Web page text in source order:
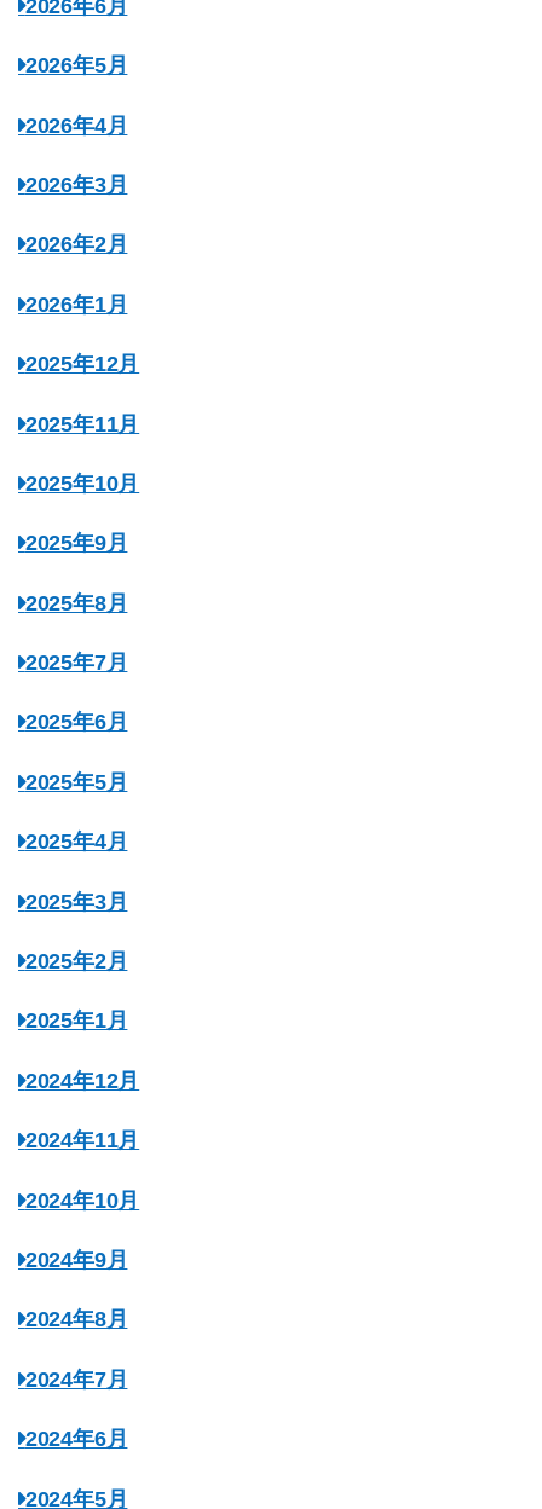
2026年6月
2026年5月
2026年4月
2026年3月
2026年2月
2026年1月
2025年12月
2025年11月
2025年10月
2025年9月
2025年8月
2025年7月
2025年6月
2025年5月
2025年4月
2025年3月
2025年2月
2025年1月
2024年12月
2024年11月
2024年10月
2024年9月
2024年8月
2024年7月
2024年6月
2024年5月